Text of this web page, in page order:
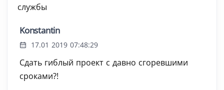
службы
Konstantin
17.01 2019 07:48:29
Сдать гиблый проект с давно сгоревшими
сроками?!